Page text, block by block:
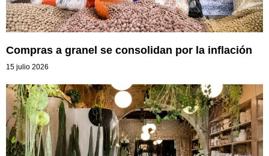
Compras a granel se consolidan por la inflación
15 julio 2026